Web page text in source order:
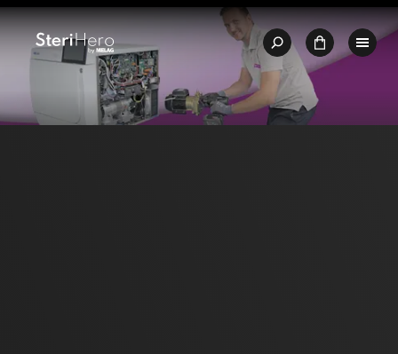
🇩🇪Jakości – Made in Germany🛒 Zakup bezpośrednio u